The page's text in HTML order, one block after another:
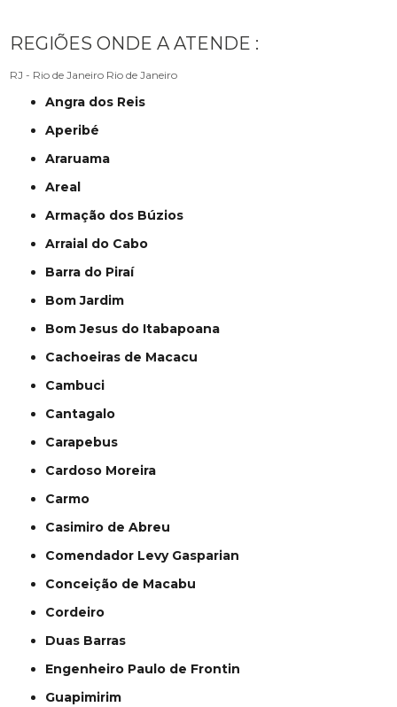
REGIÕES ONDE A ATENDE :
RJ - Rio de Janeiro Rio de Janeiro
Angra dos Reis
Aperibé
Araruama
Areal
Armação dos Búzios
Arraial do Cabo
Barra do Piraí
Bom Jardim
Bom Jesus do Itabapoana
Cachoeiras de Macacu
Cambuci
Cantagalo
Carapebus
Cardoso Moreira
Carmo
Casimiro de Abreu
Comendador Levy Gasparian
Conceição de Macabu
Cordeiro
Duas Barras
Engenheiro Paulo de Frontin
Guapimirim